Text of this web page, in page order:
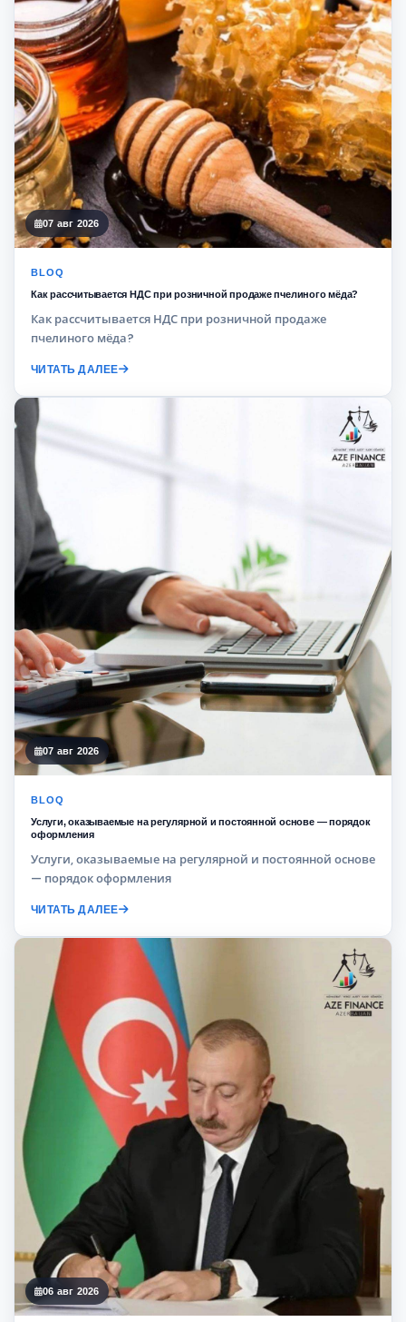
07 авг 2026
BLOQ
Как рассчитывается НДС при розничной продаже пчелиного мёда?
Как рассчитывается НДС при розничной продаже
пчелиного мёда?
ЧИТАТЬ ДАЛЕЕ
07 авг 2026
BLOQ
Услуги, оказываемые на регулярной и постоянной основе — порядок
оформления
Услуги, оказываемые на регулярной и постоянной основе
— порядок оформления
ЧИТАТЬ ДАЛЕЕ
06 авг 2026